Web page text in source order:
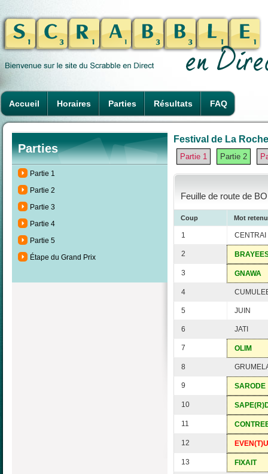
Accueil Horaires Parties Résultats FAQ
Parties
Partie 1
Partie 2
Partie 3
Partie 4
Partie 5
Étape du Grand Prix
Festival de La
Partie 1 Partie 2
Feuille de route de
Coup Mot retenu
1 CENTRAI
2
3 GNAWA
4
5 JUIN
6 JATI
7 OLIM
8
9 SARODE
10
11
12
13 FIXAIT